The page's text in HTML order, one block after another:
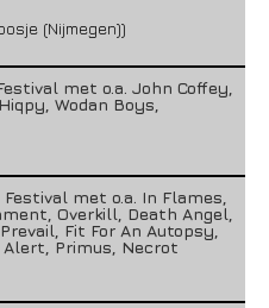
(Nijmegen))
met o.a. John Coffey,
Wodan Boys,
met o.a. In Flames,
Overkill, Death Angel,
Fit For An Autopsy,
Primus, Necrot